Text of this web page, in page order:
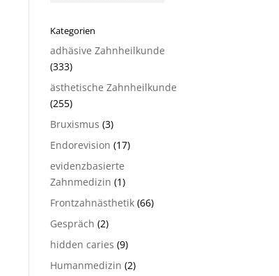
Kategorien
adhäsive Zahnheilkunde
(333)
ästhetische Zahnheilkunde
(255)
Bruxismus (3)
Endorevision (17)
evidenzbasierte
Zahnmedizin (1)
Frontzahnästhetik (66)
Gespräch (2)
hidden caries (9)
Humanmedizin (2)